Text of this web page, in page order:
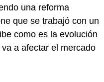
una reforma
que se trabajó con un
como es la evolución
a afectar el mercado